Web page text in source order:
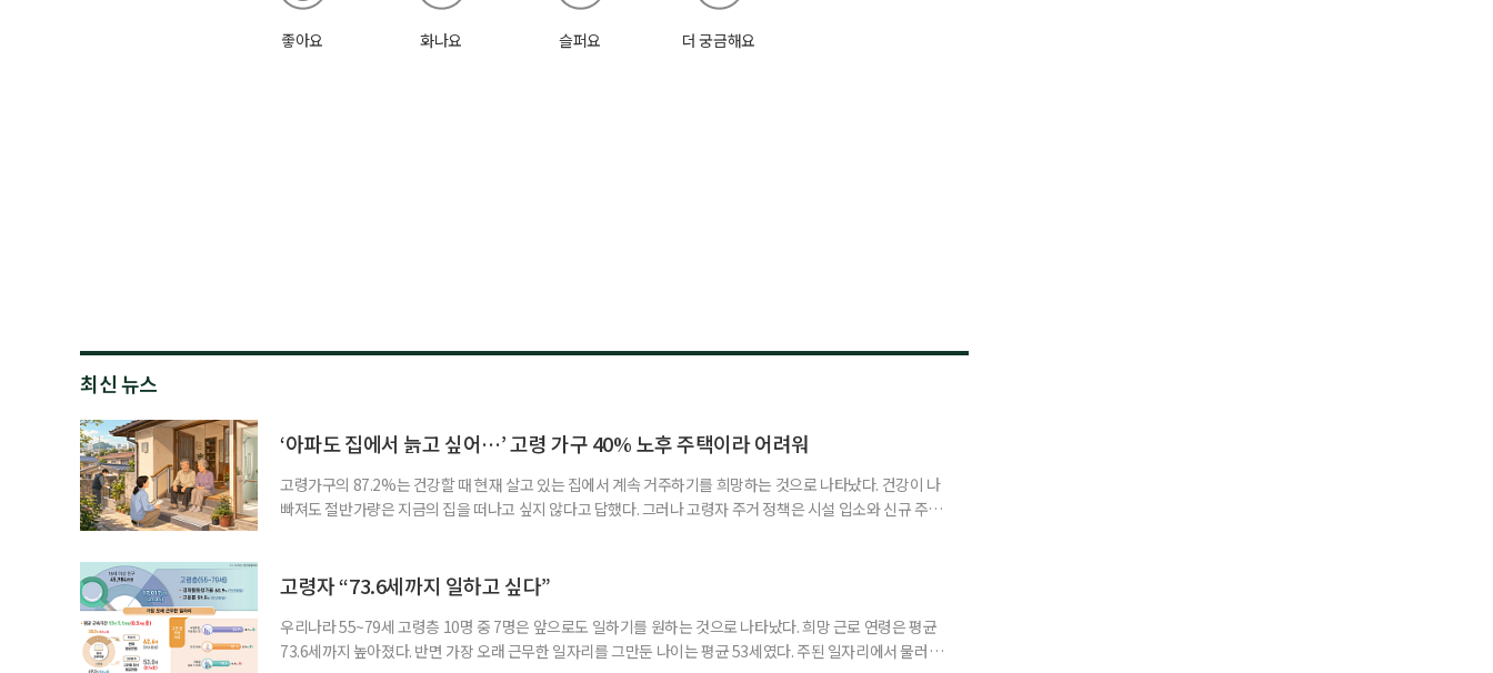
좋아요 화나요 슬퍼요 더 궁금해요
최신 뉴스
‘아파도 집에서 늙고 싶어…’ 고령 가구 40% 노후 주택이라 어려워
고령가구의 87.2%는 건강할 때 현재 살고 있는 집에서 계속 거주하기를 희망하는 것으로 나타났다. 건강이 나
빠져도 절반가량은 지금의 집을 떠나고 싶지 않다고 답했다. 그러나 고령자 주거 정책은 시설 입소와 신규 주택
여름호에 실린 ‘통합돌봄 시행에 따른 고령자 주거-돌봄 협업 체계 구축 방안’ 보고서는 고
고령자 “73.6세까지 일하고 싶다”
우리나라 55~79세 고령층 10명 중 7명은 앞으로도 일하기를 원하는 것으로 나타났다. 희망 근로 연령은 평균
73.6세까지 높아졌다. 반면 가장 오래 근무한 일자리를 그만둔 나이는 평균 53세였다. 주된 일자리에서 물러난